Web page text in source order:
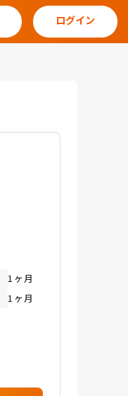
ログイン
1ヶ月
1ヶ月